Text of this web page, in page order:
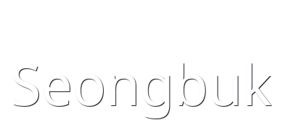
Seongbuk